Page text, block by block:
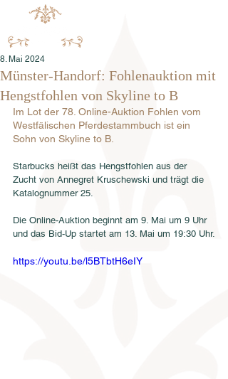
Münster-Handorf: Fohlenauktion mit
Hengstfohlen von Skyline to B
8. Mai 2024
Im Lot der 78. Online-Auktion Fohlen vom
Westfälischen Pferdestammbuch ist ein
Sohn von Skyline to B.
Starbucks heißt das Hengstfohlen aus der
Zucht von Annegret Kruschewski und trägt die
Katalognummer 25.
Die Online-Auktion beginnt am 9. Mai um 9 Uhr
und das Bid-Up startet am 13. Mai um 19:30 Uhr.
https://youtu.be/l5BTbtH6eIY